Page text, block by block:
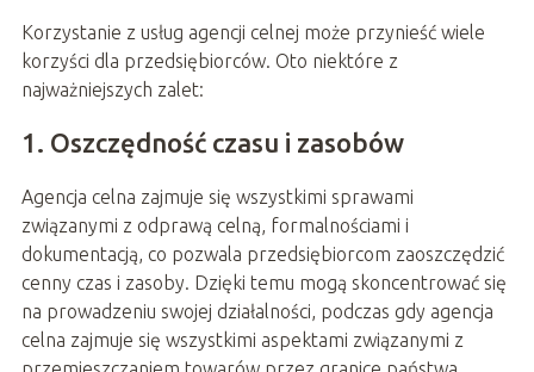
Korzystanie z usług agencji celnej może przynieść wiele
korzyści dla przedsiębiorców. Oto niektóre z
najważniejszych zalet:
1. Oszczędność czasu i zasobów
Agencja celna zajmuje się wszystkimi sprawami
związanymi z odprawą celną, formalnościami i
dokumentacją, co pozwala przedsiębiorcom zaoszczędzić
cenny czas i zasoby. Dzięki temu mogą skoncentrować się
na prowadzeniu swojej działalności, podczas gdy agencja
celna zajmuje się wszystkimi aspektami związanymi z